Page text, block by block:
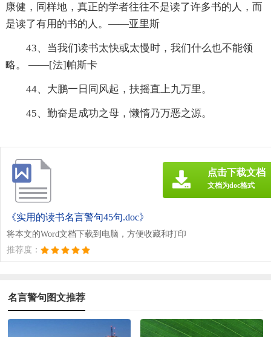
康健，同样地，真正的学者往往不是读了许多书的人，而
是读了有用的书的人。——亚里斯
43、当我们读书太快或太慢时，我们什么也不能领
略。 ——[法]帕斯卡
44、大鹏一日同风起，扶摇直上九万里。
45、勤奋是成功之母，懒惰乃万恶之源。
《实用的读书名言警句45句.doc》
将本文的Word文档下载到电脑，方便收藏和打印
推荐度：
点击下载文档
文档为doc格式
名言警句图文推荐